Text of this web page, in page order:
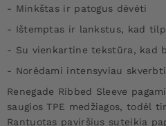
- Minkštas ir patogus dėvėti
- Ištemptas ir lankstus, kad
- Su vienkartine tekstūra, kad
- Norėdami intensyviau skverbti
Renegade Ribbed Sleeve
saugios TPE medžiagos, todėl
Rantuotas paviršius suteikia